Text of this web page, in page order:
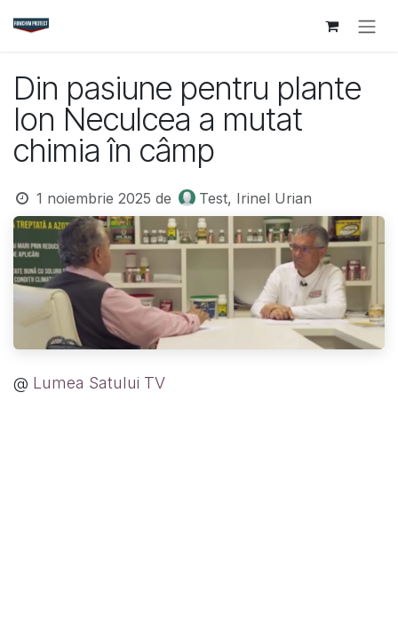
Din pasiune pentru plante
Ion Neculcea a mutat
chimia în câmp
1 noiembrie 2025 de Test, Irinel Urian
@ Lumea Satului TV